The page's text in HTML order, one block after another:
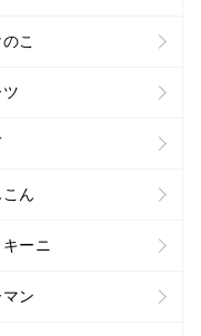
こ
ツ
ん
キーニ
マン